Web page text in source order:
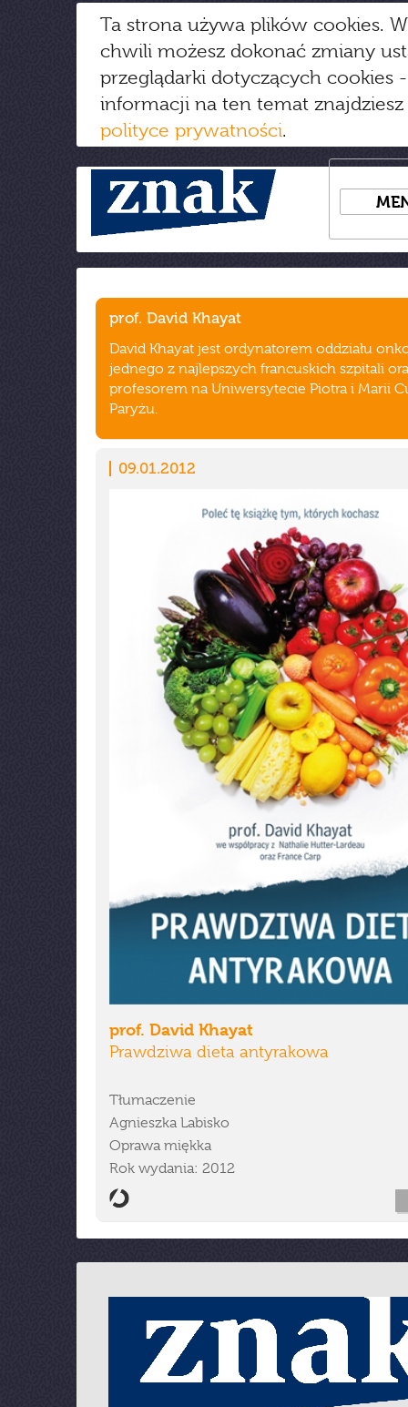
Ta strona używa plików cookies.
chwili możesz dokonać zmiany
przeglądarki dotyczących cookies
informacji na ten temat
polityce prywatności.
prof. David Khayat
David Khayat jest ordynatorem oddziału
jednego z najlepszych francuskich szpitali
profesorem na Uniwersytecie Piotra i Marii
Paryżu.
09.01.2012
prof. David Khayat
Prawdziwa dieta antyrakowa
Tłumaczenie
Agnieszka Labisko
Oprawa miękka
Rok wydania: 2012